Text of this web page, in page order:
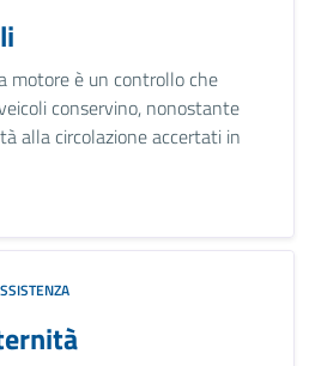
motore è un controllo che
conservino, nonostante
alla circolazione accertati in